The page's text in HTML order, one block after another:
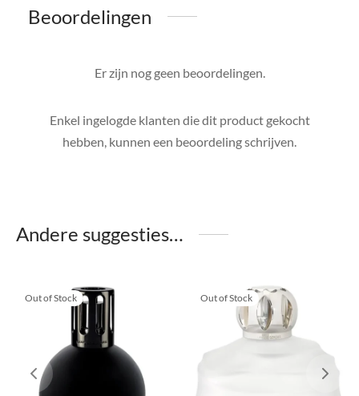
Beoordelingen
Er zijn nog geen beoordelingen.
Enkel ingelogde klanten die dit product gekocht
hebben, kunnen een beoordeling schrijven.
Andere suggesties…
Out of Stock Out of Stock